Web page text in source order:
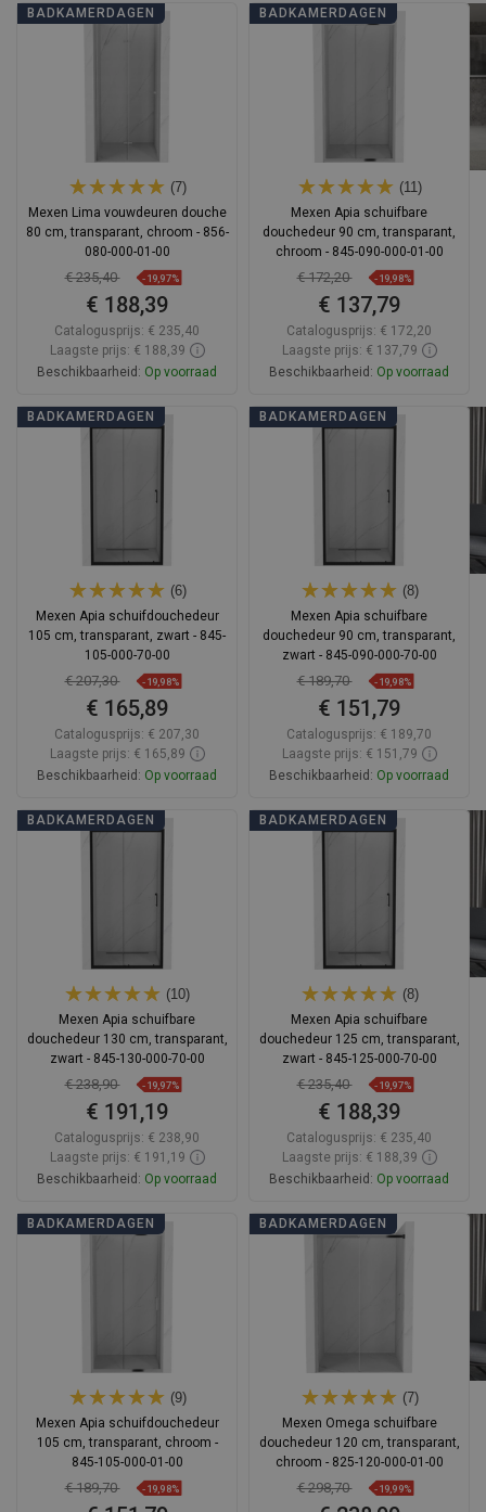
In winkelwagen In winkelwagen
BADKAMERDAGEN
(7)
Mexen Lima vouwdeuren douche
80 cm, transparant, chroom - 856-
080-000-01-00
€ 235,40 -19,97%
€ 188,39
Catalogusprijs: € 235,40
Laagste prijs: € 188,39
Beschikbaarheid: Op voorraad
In winkelwagen
BADKAMERDAGEN
(11)
Mexen Apia schuifbare
douchedeur 90 cm, transparant,
chroom - 845-090-000-01-00
€ 172,20 -19,98%
€ 137,79
Catalogusprijs: € 172,20
Laagste prijs: € 137,79
Beschikbaarheid: Op voorraad
In winkelwagen
BADKAMERDAGEN
(6)
Mexen Apia schuifdouchedeur
105 cm, transparant, zwart - 845-
105-000-70-00
€ 207,30 -19,98%
€ 165,89
Catalogusprijs: € 207,30
Laagste prijs: € 165,89
Beschikbaarheid: Op voorraad
In winkelwagen
BADKAMERDAGEN
(8)
Mexen Apia schuifbare
douchedeur 90 cm, transparant,
zwart - 845-090-000-70-00
€ 189,70 -19,98%
€ 151,79
Catalogusprijs: € 189,70
Laagste prijs: € 151,79
Beschikbaarheid: Op voorraad
In winkelwagen
BADKAMERDAGEN
(10)
Mexen Apia schuifbare
douchedeur 130 cm, transparant,
zwart - 845-130-000-70-00
€ 238,90 -19,97%
€ 191,19
Catalogusprijs: € 238,90
Laagste prijs: € 191,19
Beschikbaarheid: Op voorraad
In winkelwagen
BADKAMERDAGEN
(8)
Mexen Apia schuifbare
douchedeur 125 cm, transparant,
zwart - 845-125-000-70-00
€ 235,40 -19,97%
€ 188,39
Catalogusprijs: € 235,40
Laagste prijs: € 188,39
Beschikbaarheid: Op voorraad
In winkelwagen
BADKAMERDAGEN
(9)
Mexen Apia schuifdouchedeur
105 cm, transparant, chroom -
845-105-000-01-00
€ 189,70 -19,98%
BADKAMERDAGEN
(7)
Mexen Omega schuifbare
douchedeur 120 cm, transparant,
chroom - 825-120-000-01-00
€ 298,70 -19,99%